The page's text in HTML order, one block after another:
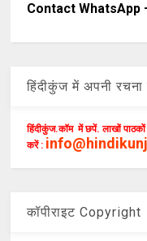
Contact WhatsApp
हिंदीकुंज में अपनी
हिंदीकुंज.कॉम में छपें. लाखों
करें :
कॉपीराइट Copyright